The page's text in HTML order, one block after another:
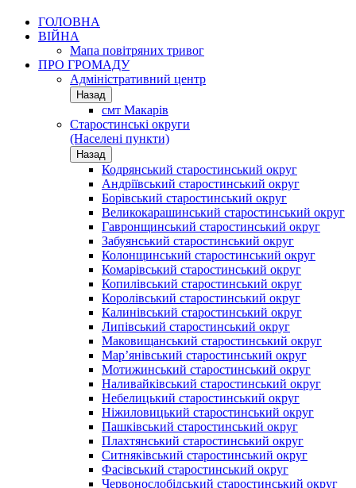
ГОЛОВНА
ВІЙНА
Мапа повітряних тривог
ПРО ГРОМАДУ
Aдміністративний центр
Назад
смт Макарів
Старостинські округи
(Населені пункти)
Назад
Кодрянський старостинський округ
Андріївський старостинський округ
Борівський старостинський округ
Великокарашинський старостинський округ
Гавронщинський старостинський округ
Забуянський старостинський округ
Колонщинський старостинський округ
Комарівський старостинський округ
Копилівський старостинський округ
Королівський старостинський округ
Калинівський старостинський округ
Липівський старостинський округ
Маковищанський старостинський округ
Мар’янівський старостинський округ
Мотижинський старостинський округ
Наливайківський старостинський округ
Небелицький старостинський округ
Ніжиловицький старостинський округ
Пашківський старостинський округ
Плахтянський старостинський округ
Ситняківський старостинський округ
Фасівський старостинський округ
Червонослобідський старостинський округ